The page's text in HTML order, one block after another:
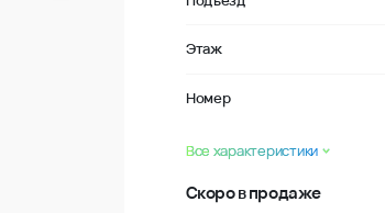
Этаж
Номер
Все характеристики
Скоро в продаже